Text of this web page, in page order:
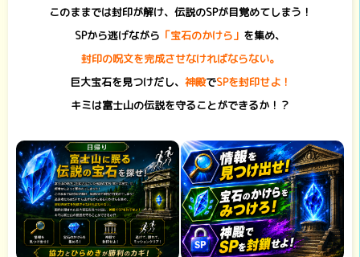
このままでは封印が解け、伝説のSPが目覚めてしまう！
SPから逃げながら 「宝石のかけら」 を集め、
封印の呪文を完成させなければならない。
巨大宝石を見つけだし、 神殿でSPを封印せよ！
キミは富士山の伝説を守ることができるか！？